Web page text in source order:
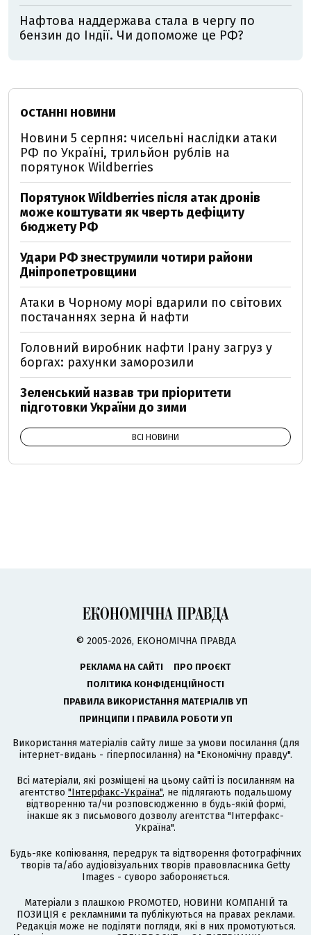
Нафтова наддержава стала в чергу по
бензин до Індії. Чи допоможе це РФ?
ОСТАННІ НОВИНИ
Новини 5 серпня: чисельні наслідки атаки
РФ по Україні, трильйон рублів на
порятунок Wildberries
Порятунок Wildberries після атак дронів
може коштувати як чверть дефіциту
бюджету РФ
Удари РФ знеструмили чотири райони
Дніпропетровщини
Атаки в Чорному морі вдарили по світових
постачаннях зерна й нафти
Головний виробник нафти Ірану загруз у
боргах: рахунки заморозили
Зеленський назвав три пріоритети
підготовки України до зими
ВСІ НОВИНИ
© 2005-2026, ЕКОНОМІЧНА ПРАВДА
РЕКЛАМА НА САЙТІ
ПРО ПРОЄКТ
ПОЛІТИКА КОНФІДЕНЦІЙНОСТІ
ПРАВИЛА ВИКОРИСТАННЯ МАТЕРІАЛІВ УП
ПРИНЦИПИ І ПРАВИЛА РОБОТИ УП
Використання матеріалів сайту лише за умови посилання (для
інтернет-видань - гіперпосилання) на "Економічну правду".
Всі матеріали, які розміщені на цьому сайті із посиланням на
агентство "Інтерфакс-Україна", не підлягають подальшому
відтворенню та/чи розповсюдженню в будь-якій формі,
інакше як з письмового дозволу агентства "Інтерфакс-
Україна".
Будь-яке копіювання, передрук та відтворення фотографічних
творів та/або аудіовізуальних творів правовласника Getty
Images - суворо забороняється.
Матеріали з плашкою PROMOTED, НОВИНИ КОМПАНІЙ та
ПОЗИЦІЯ є рекламними та публікуються на правах реклами.
Редакція може не поділяти погляди, які в них промотуються.